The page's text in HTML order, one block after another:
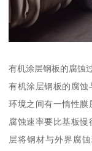
有机涂层钢板的腐蚀
有机涂层钢板的腐蚀
环境之间有一惰性膜
腐蚀速率要比基板
层将钢材与外界腐